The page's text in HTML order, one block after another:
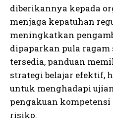
diberikannya kepada
menjaga kepatuhan
meningkatkan
dipaparkan pula
tersedia, panduan
strategi belajar efektif,
untuk menghadapi
pengakuan
risiko.